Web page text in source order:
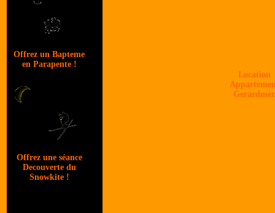
Offrez un Bapteme
en Parapente !
Offrez une séance
Decouverte du
Snowkite !
Location
Gerardmer